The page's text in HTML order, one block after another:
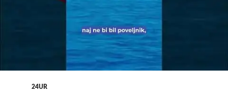
24UR